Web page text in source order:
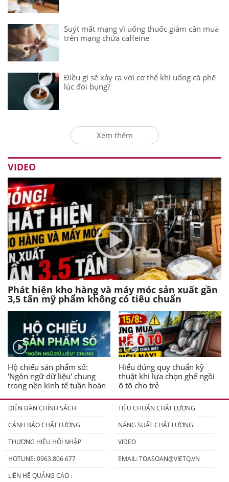
Suýt mất mạng vì uống thuốc giảm cân mua
trên mạng chứa caffeine
Điều gì sẽ xảy ra với cơ thể khi uống cà phê
lúc đói bụng?
Xem thêm
VIDEO
Phát hiện kho hàng và máy móc sản xuất gần
3,5 tấn mỹ phẩm không có tiêu chuẩn
Hộ chiếu sản phẩm số:
'Ngôn ngữ dữ liệu' chung
trong nền kinh tế tuần hoàn
Hiểu đúng quy chuẩn kỹ
thuật khi lựa chọn ghế ngồi
ô tô cho trẻ
DIỄN ĐÀN CHÍNH SÁCH
TIÊU CHUẨN CHẤT LƯỢNG
CẢNH BÁO CHẤT LƯỢNG
NĂNG SUẤT CHẤT LƯỢNG
THƯƠNG HIỆU HỘI NHẬP
VIDEO
HOTLINE: 0963.806.677
EMAIL:TOASOAN@VIETQ.VN
LIÊN HỆ QUẢNG CÁO :